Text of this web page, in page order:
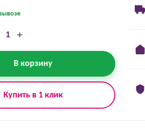
+
В корзину
Купить в 1 клик